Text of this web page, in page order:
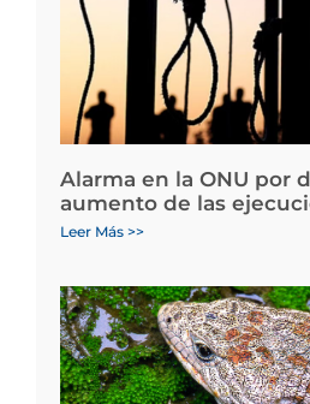
Alarma en la ONU por
aumento de las
Leer Más >>